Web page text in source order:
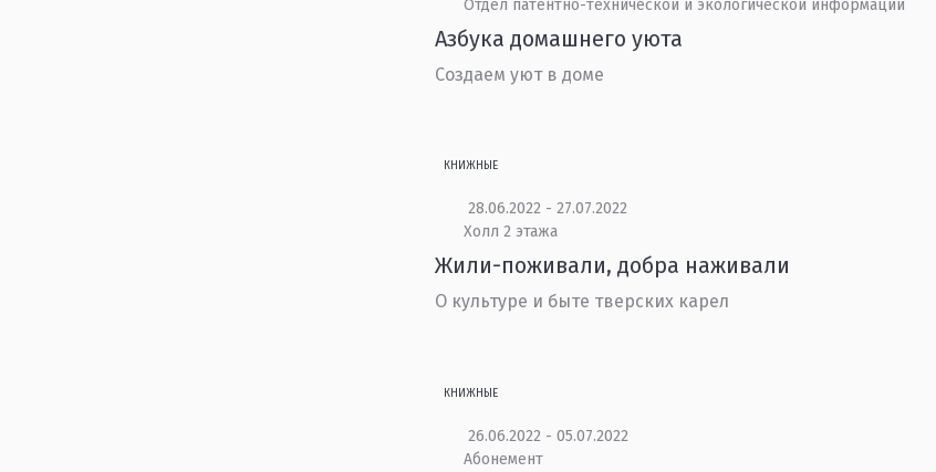
Отдел патентно-технической и экологической информации
Азбука домашнего уюта
Создаем уют в доме
КНИЖНЫЕ
28.06.2022 - 27.07.2022
Холл 2 этажа
Жили-поживали, добра наживали
О культуре и быте тверских карел
КНИЖНЫЕ
26.06.2022 - 05.07.2022
Абонемент